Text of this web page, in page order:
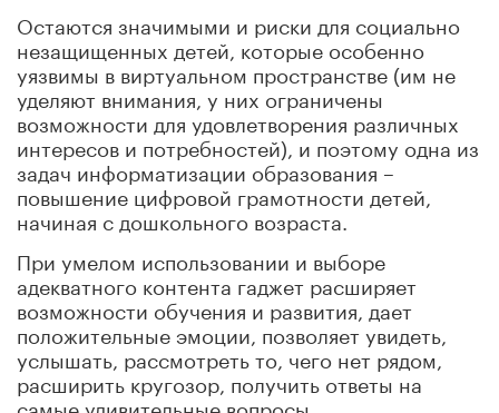
Остаются значимыми и риски для социально
незащищенных детей, которые особенно
уязвимы в виртуальном пространстве (им не
уделяют внимания, у них ограничены
возможности для удовлетворения различных
интересов и потребностей), и поэтому одна из
задач информатизации образования –
повышение цифровой грамотности детей,
начиная с дошкольного возраста.
При умелом использовании и выборе
адекватного контента гаджет расширяет
возможности обучения и развития, дает
положительные эмоции, позволяет увидеть,
услышать, рассмотреть то, чего нет рядом,
расширить кругозор, получить ответы на
самые удивительные вопросы.